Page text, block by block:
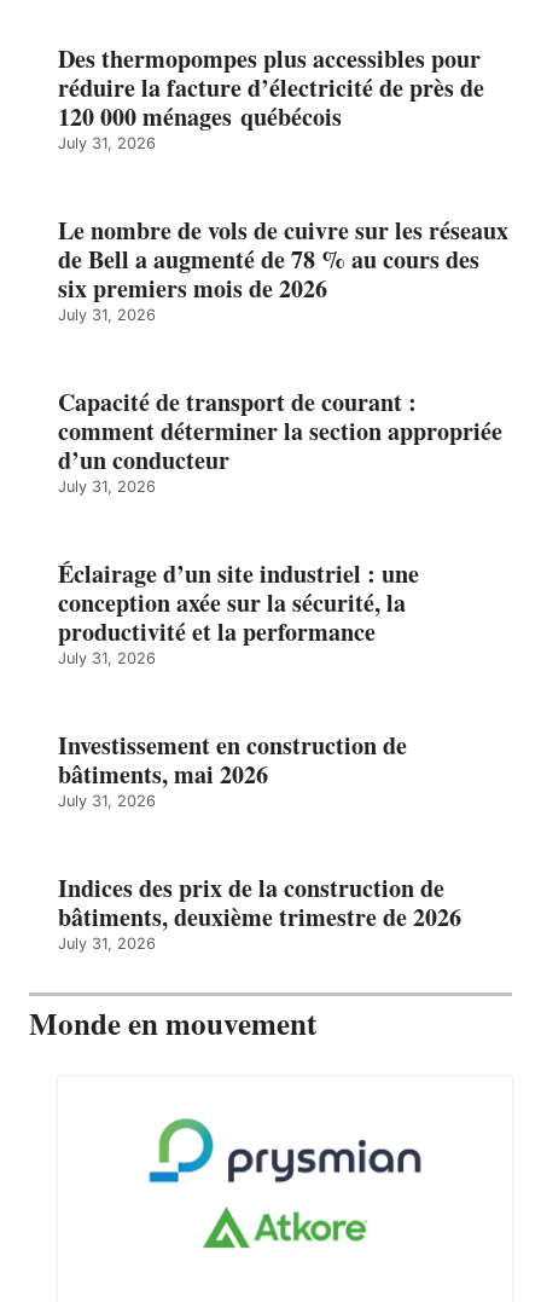
Des thermopompes plus accessibles pour
réduire la facture d’électricité de près de
120 000 ménages québécois
July 31, 2026
Le nombre de vols de cuivre sur les réseaux
de Bell a augmenté de 78 % au cours des
six premiers mois de 2026
July 31, 2026
Capacité de transport de courant :
comment déterminer la section appropriée
d’un conducteur
July 31, 2026
Éclairage d’un site industriel : une
conception axée sur la sécurité, la
productivité et la performance
July 31, 2026
Investissement en construction de
bâtiments, mai 2026
July 31, 2026
Indices des prix de la construction de
bâtiments, deuxième trimestre de 2026
July 31, 2026
Monde en mouvement